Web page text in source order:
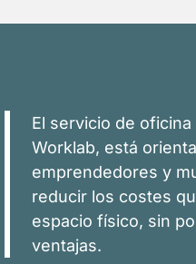
El servicio de
Worklab, está
emprendedores y
reducir los costes
espacio físico, sin
ventajas.